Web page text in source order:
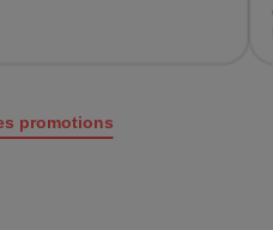
promotions